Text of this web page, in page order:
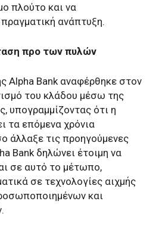
πλούτο και να
ανάπτυξη.
προ των πυλών
Alpha Bank αναφέρθηκε στον
του κλάδου μέσω της
υπογραμμίζοντας ότι η
τα επόμενα χρόνια
άλλαξε τις προηγούμενες
Bank δηλώνει έτοιμη να
σε αυτό το μέτωπο,
σε τεχνολογίες αιχμής
και